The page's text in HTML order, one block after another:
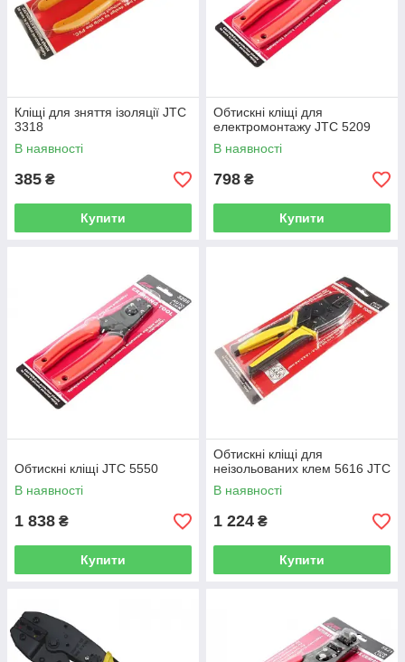
Кліщі для зняття ізоляції JTC
3318
В наявності
385 ₴
Купити
Обтискні кліщі для
електромонтажу JTC 5209
В наявності
798 ₴
Купити
Обтискні кліщі JTC 5550
В наявності
1 838 ₴
Купити
Обтискні кліщі для
неізольованих клем 5616 JTC
В наявності
1 224 ₴
Купити